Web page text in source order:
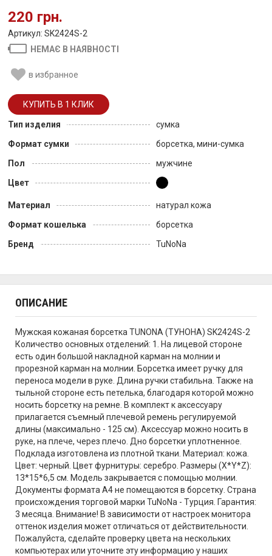
220 грн.
Артикул: SK2424S-2
НЕМАЄ В НАЯВНОСТІ
в избранное
Тип изделия
сумка
Формат сумки
борсетка, мини-сумка
Пол
мужчине
Цвет
Материал
натурал кожа
Формат кошелька
борсетка
Бренд
TuNoNа
ОПИСАНИЕ
Мужская кожаная борсетка TUNONA (ТУНОНА) SK2424S-2
Количество основных отделений: 1. На лицевой стороне
есть один большой накладной карман на молнии и
прорезной карман на молнии. Борсетка имеет ручку для
переноса модели в руке. Длина ручки стабильна. Также на
тыльной стороне есть петелька, благодаря которой можно
носить борсетку на ремне. В комплект к аксессуару
прилагается съемный плечевой ремень регулируемой
длины (максимально - 125 см). Аксессуар можно носить в
руке, на плече, через плечо. Дно борсетки уплотненное.
Подклада изготовлена из плотной ткани. Материал: кожа.
Цвет: черный. Цвет фурнитуры: серебро. Размеры (X*Y*Z):
13*15*6,5 см. Модель закрывается с помощью молнии.
Документы формата А4 не помещаются в борсетку. Страна
происхождения торговой марки TuNoNа - Турция. Гарантия:
3 месяца. Внимание! В зависимости от настроек монитора
оттенок изделия может отличаться от действительности.
Пожалуйста, сделайте проверку цвета на нескольких
компьютерах или уточните эту информацию у наших